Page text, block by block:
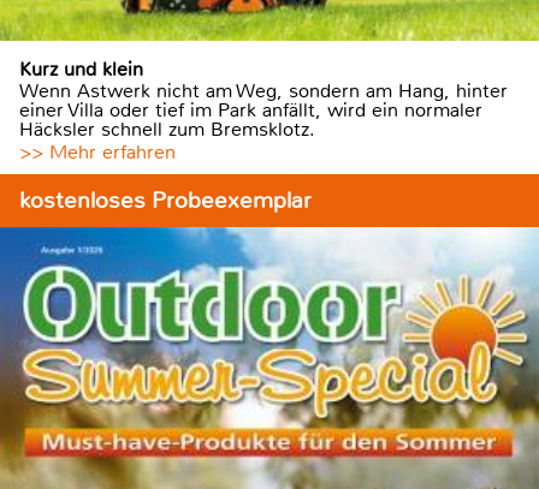
Kurz und klein
Wenn Astwerk nicht am Weg, sondern am Hang, hinter
einer Villa oder tief im Park anfällt, wird ein normaler
Häcksler schnell zum Bremsklotz.
>> Mehr erfahren
kostenloses Probeexemplar